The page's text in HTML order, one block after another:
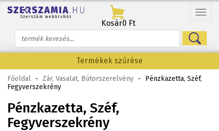
Menü
Kosár0 Ft
Termékek szűrése
Főoldal - Zár, Vasalat, Bútorszerelvény -
Pénzkazetta, Széf,
Fegyverszekrény
Pénzkazetta, Széf,
Fegyverszekrény